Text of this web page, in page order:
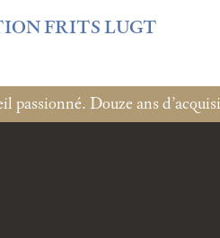
FRITS LUGT
passionné. Douze ans